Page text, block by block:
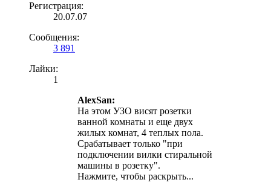
Регистрация:
20.07.07
Сообщения:
3 891
Лайки:
1
AlexSan:
На этом УЗО висят розетки
ванной комнаты и еще двух
жилых комнат, 4 теплых пола.
Срабатывает только "при
подключении вилки стиральной
машины в розетку".
Нажмите, чтобы раскрыть...